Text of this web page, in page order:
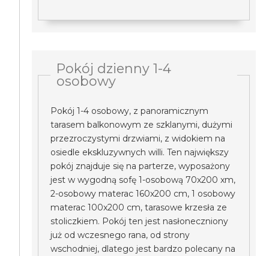
Pokój dzienny 1-4
osobowy
Pokój 1-4 osobowy, z panoramicznym
tarasem balkonowym ze szklanymi, dużymi
przezroczystymi drzwiami, z widokiem na
osiedle ekskluzywnych willi. Ten największy
pokój znajduje się na parterze, wyposażony
jest w wygodną sofę 1-osobową 70x200 xm,
2-osobowy materac 160x200 cm, 1 osobowy
materac 100x200 cm, tarasowe krzesła ze
stoliczkiem. Pokój ten jest nasłoneczniony
już od wczesnego rana, od strony
wschodniej, dlatego jest bardzo polecany na